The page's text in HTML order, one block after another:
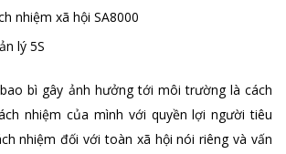
nhiệm xã hội SA8000
lý 5S
bì gây ảnh hưởng tới môi trường là cách
nhiệm của mình với quyền lợi người tiêu
nhiệm đối với toàn xã hội nói riêng và vấn